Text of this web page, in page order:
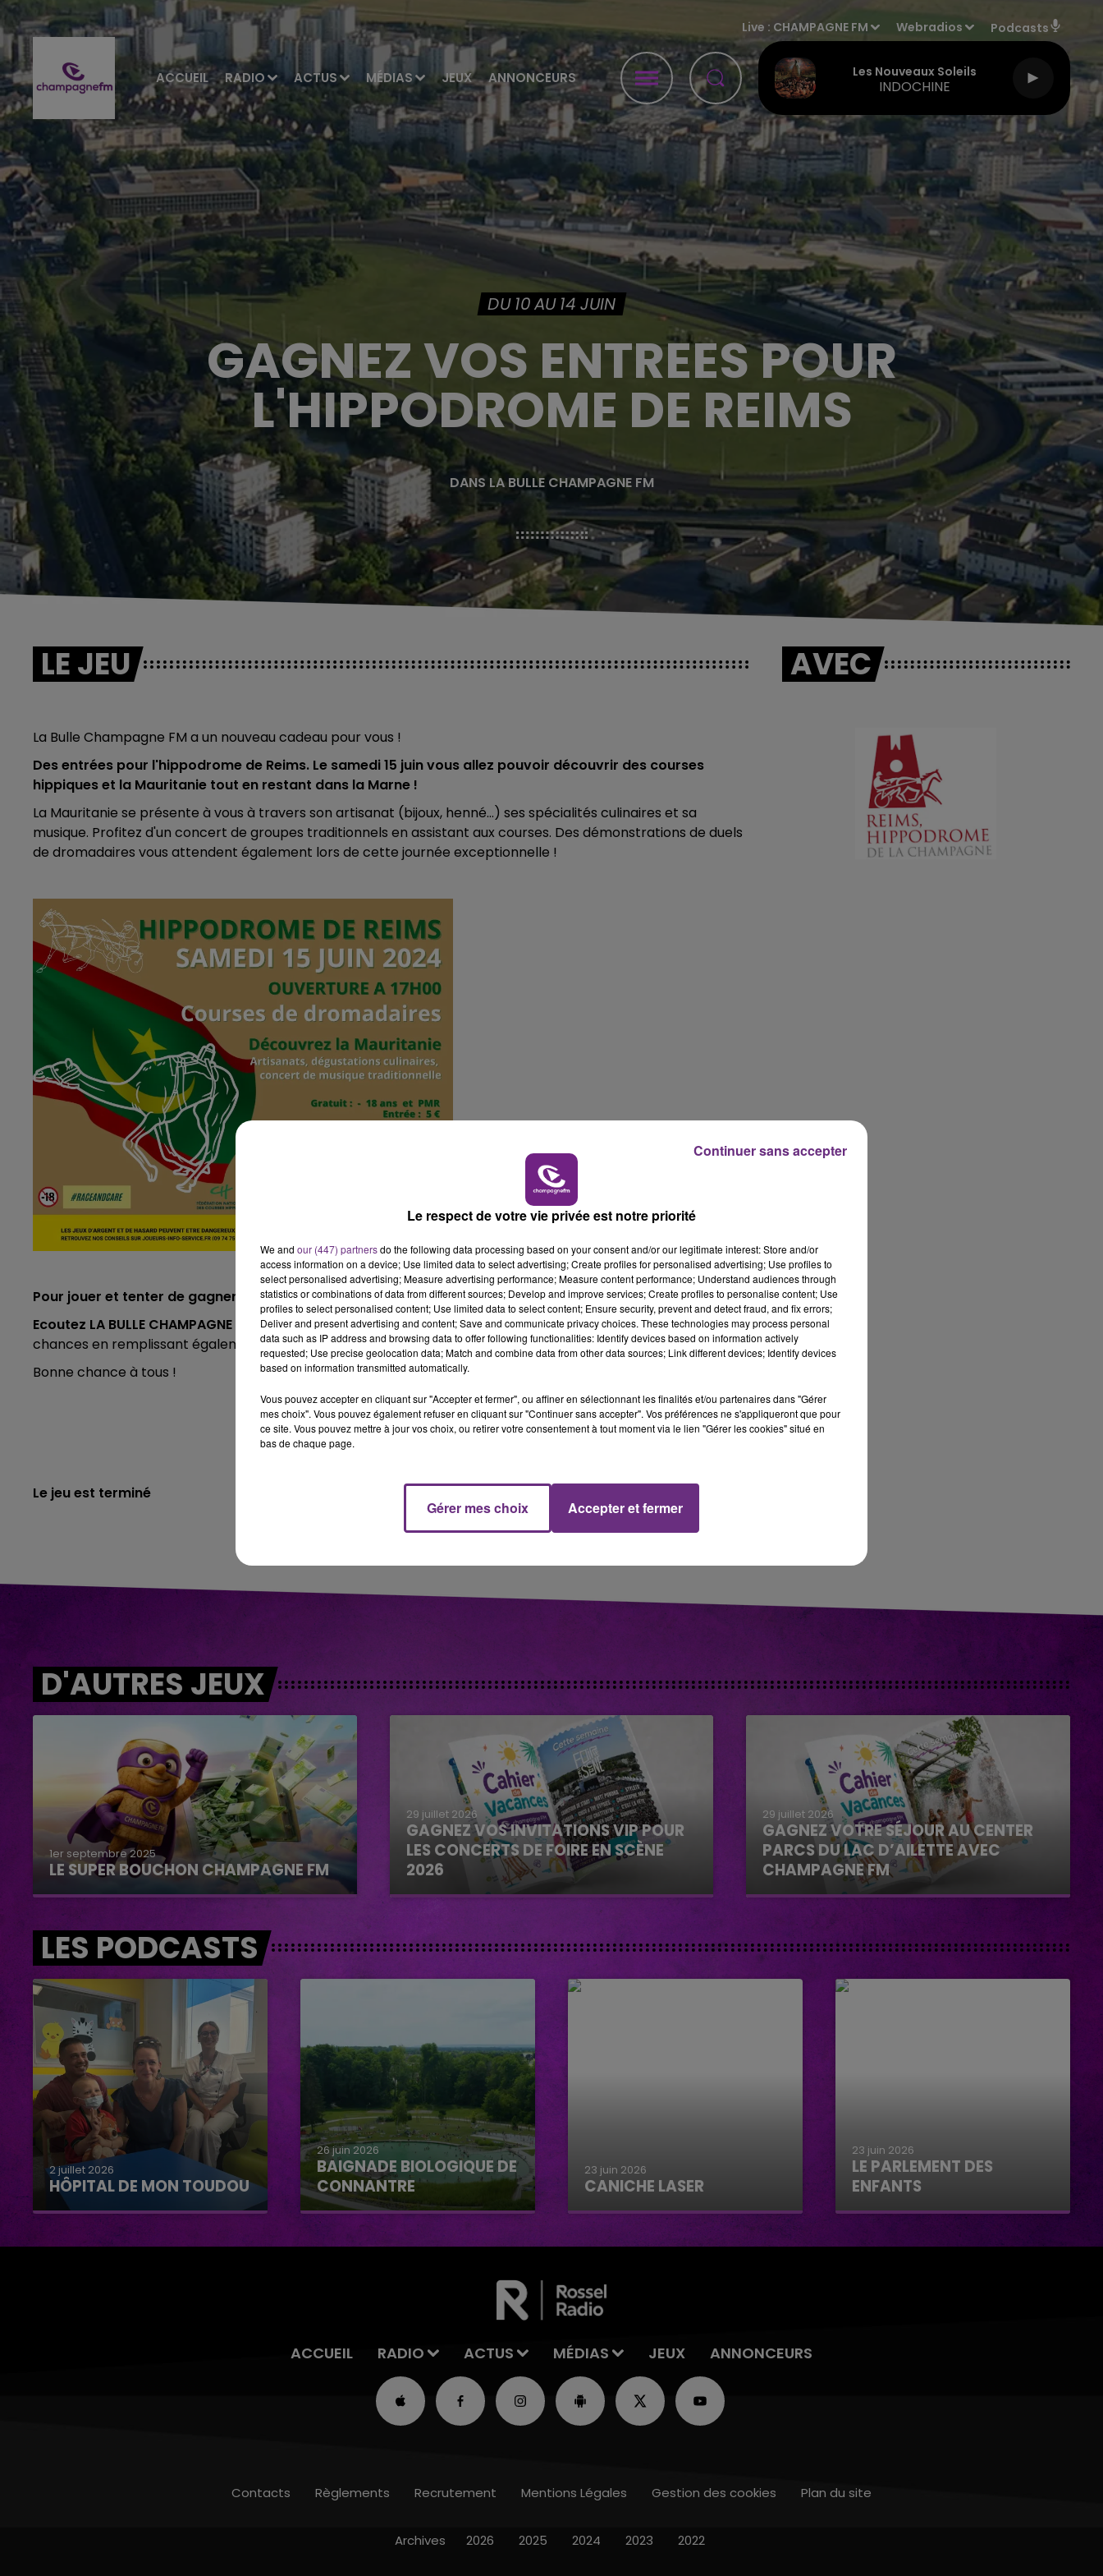
ACCUEIL RADIO ACTUS MÉDIAS JEUX ANNONCEURS
Live : CHAMPAGNE FM Webradios Podcasts
Les Nouveaux Soleils
INDOCHINE
6h00 - 10h00
LA FAMILLE
10h00 - 14h00
LE TICKET DE CAISSE
14h00 - 15h00
LA RADIO POP
DU 10 AU 14 JUIN
GAGNEZ VOS ENTREES POUR
L'HIPPODROME DE REIMS
DANS LA BULLE CHAMPAGNE FM
LE JEU
La Bulle Champagne FM a un nouveau cadeau pour vous !
Des entrées pour l'hippodrome de Reims. Le samedi 15 juin vous allez pouvoir découvrir des courses
hippiques et la Mauritanie tout en restant dans la Marne !
La Mauritanie se présente à vous à travers son artisanat (bijoux, henné…) ses spécialités culinaires et sa
musique. Profitez d'un concert de groupes traditionnels en assistant aux courses. Des démonstrations de duels
de dromadaires vous attendent également lors de cette journée exceptionnelle !
Pour jouer et tenter de gagner :
Ecoutez LA BULLE CHAMPAGNE FM de 16h à 20het au signal, appelez nous au03 26 47 08 08.Multipliez vos
chances en remplissant également le formulaire ci-dessous.
Bonne chance à tous !
Le jeu est terminé
AVEC
D'AUTRES JEUX
1er septembre 2025
LE SUPER BOUCHON CHAMPAGNE FM
29 juillet 2026
GAGNEZ VOS INVITATIONS VIP POUR
LES CONCERTS DE FOIRE EN SCÈNE
2026
29 juillet 2026
GAGNEZ VOTRE SÉJOUR AU CENTER
PARCS DU LAC D’AILETTE AVEC
CHAMPAGNE FM
LES PODCASTS
2 juillet 2026
HÔPITAL DE MON TOUDOU
Hôpital de mon Toudou
26 juin 2026
BAIGNADE BIOLOGIQUE DE
CONNANTRE
Baignade biologique de
Connantre
23 juin 2026
CANICHE LASER
Caniche Laser
23 juin 2026
LE PARLEMENT DES
ENFANTS
Le parlement des enfants
ACCUEIL RADIO ACTUS MÉDIAS JEUX ANNONCEURS
Contacts Règlements Recrutement Mentions Légales Gestion des cookies Plan du site
Archives 2026 2025 2024 2023 2022
Le respect de votre vie privée est notre priorité
We and our (447) partnersdo the following data processing based on your consent and/or our legitimate interest: Store and/or
access information on a device; Use limited data to select advertising; Create profiles for personalised advertising; Use profiles to
select personalised advertising; Measure advertising performance; Measure content performance; Understand audiences through
statistics or combinations of data from different sources; Develop and improve services; Create profiles to personalise content; Use
profiles to select personalised content; Use limited data to select content; Ensure security, prevent and detect fraud, and fix errors;
Deliver and present advertising and content; Save and communicate privacy choices. These technologies may process personal
data such as IP address and browsing data to offer following functionalities: Identify devices based on information actively
requested; Use precise geolocation data; Match and combine data from other data sources; Link different devices; Identify devices
based on information transmitted automatically.
Vous pouvez accepter en cliquant sur "Accepter et fermer", ou affiner en sélectionnant les finalités et/ou partenaires dans "Gérer
mes choix". Vous pouvez également refuser en cliquant sur "Continuer sans accepter". Vos préférences ne s'appliqueront que pour
ce site. Vous pouvez mettre à jour vos choix, ou retirer votre consentement à tout moment via le lien "Gérer les cookies" situé en
bas de chaque page.
Gérer mes choix Accepter et fermer
Continuer sans accepter